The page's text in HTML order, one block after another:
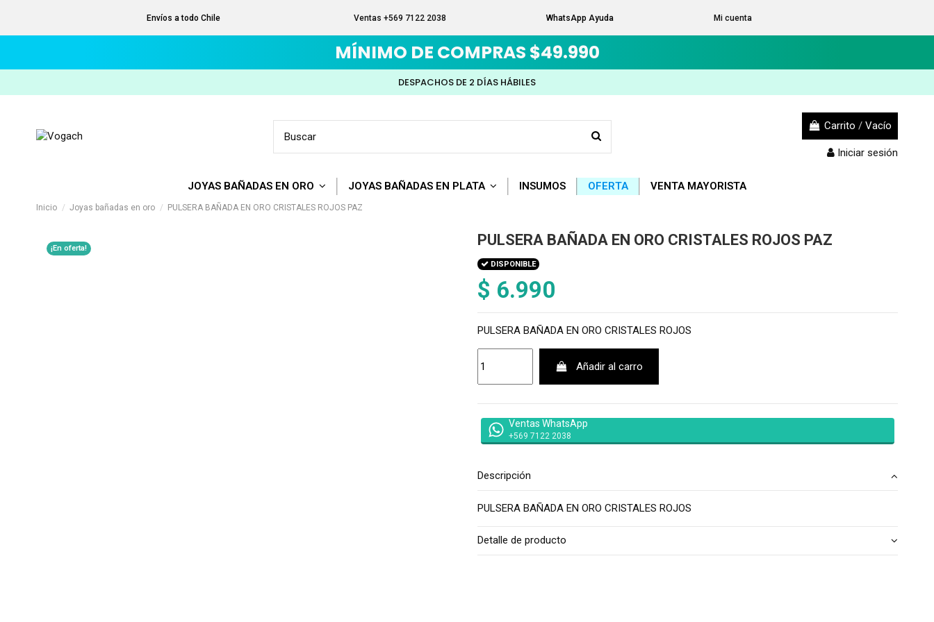
Envíos a todo Chile Ventas +569 7122 2038 WhatsApp Ayuda Mi cuenta
MÍNIMO DE COMPRAS $49.990
DESPACHOS DE 2 DÍAS HÁBILES
Carrito / Vacío
Iniciar sesión
JOYAS BAÑADAS EN ORO JOYAS BAÑADAS EN PLATA INSUMOS OFERTA VENTA MAYORISTA
Inicio Joyas bañadas en oro PULSERA BAÑADA EN ORO CRISTALES ROJOS PAZ
¡En oferta! PULSERA BAÑADA EN ORO CRISTALES ROJOS PAZ
DISPONIBLE
$ 6.990
PULSERA BAÑADA EN ORO CRISTALES ROJOS
Añadir al carro
Ventas WhatsApp
+569 7122 2038
Descripción
PULSERA BAÑADA EN ORO CRISTALES ROJOS
Detalle de producto